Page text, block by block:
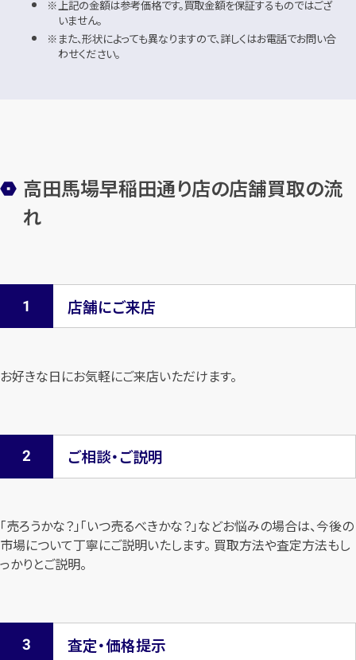
上記の金額は参考価格です。買取金額を保証するものではござ
いません。
また、形状によっても異なりますので、詳しくはお電話でお問い合
わせください。
高田馬場早稲田通り店の店舗買取の流
れ
店舗にご来店
お好きな日にお気軽にご来店いただけます。
ご相談・ご説明
「売ろうかな？」「いつ売るべきかな？」などお悩みの場合は、今後の
市場について丁寧にご説明いたします。 買取方法や査定方法もし
っかりとご説明。
査定・価格提示